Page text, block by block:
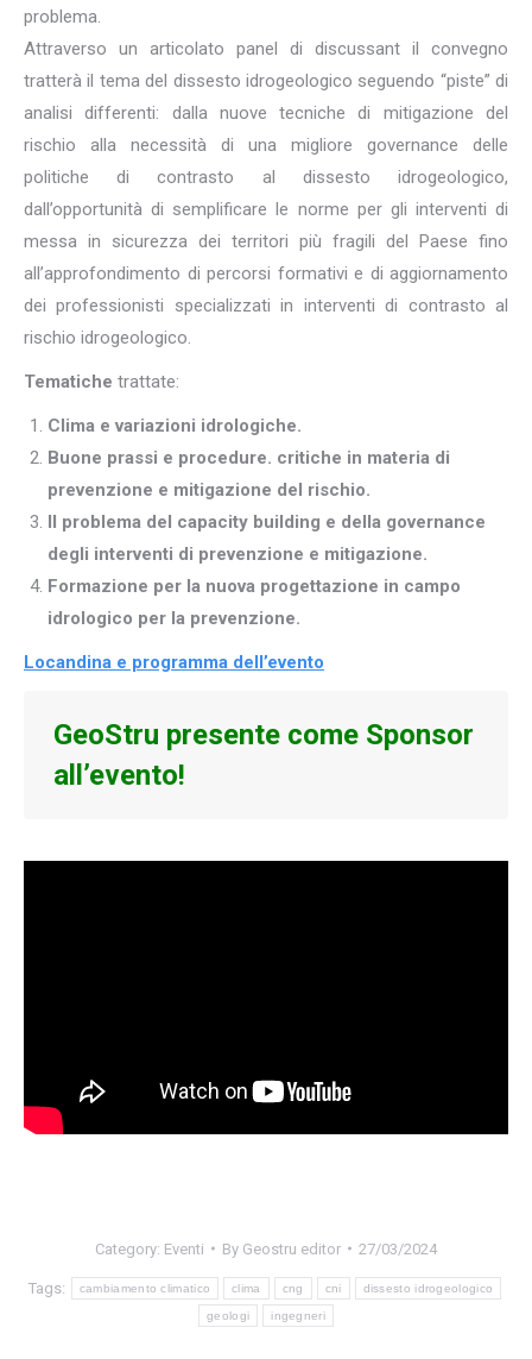
problema.
Attraverso un articolato panel di discussant il convegno
tratterà il tema del dissesto idrogeologico seguendo “piste” di
analisi differenti: dalla nuove tecniche di mitigazione del
rischio alla necessità di una migliore governance delle
politiche di contrasto al dissesto idrogeologico,
dall’opportunità di semplificare le norme per gli interventi di
messa in sicurezza dei territori più fragili del Paese fino
all’approfondimento di percorsi formativi e di aggiornamento
dei professionisti specializzati in interventi di contrasto al
rischio idrogeologico.
Tematiche trattate:
Clima e variazioni idrologiche.
Buone prassi e procedure. critiche in materia di
prevenzione e mitigazione del rischio.
Il problema del capacity building e della governance
degli interventi di prevenzione e mitigazione.
Formazione per la nuova progettazione in campo
idrologico per la prevenzione.
Locandina e programma dell’evento
GeoStru presente come Sponsor
all’evento!
Category: Eventi By Geostru editor 27/03/2024
Tags: cambiamento climatico clima cng cni dissesto idrogeologico
geologi ingegneri